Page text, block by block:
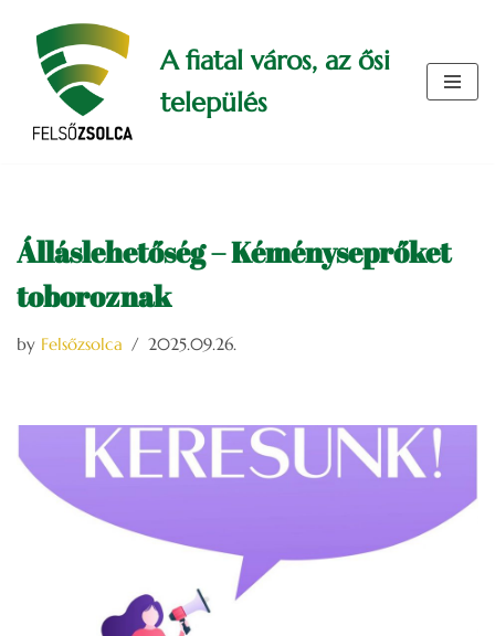
Skip
content
A fiatal város, az ősi
település
Álláslehetőség – Kéményseprőket
toboroznak
by Felsőzsolca 2025.09.26.